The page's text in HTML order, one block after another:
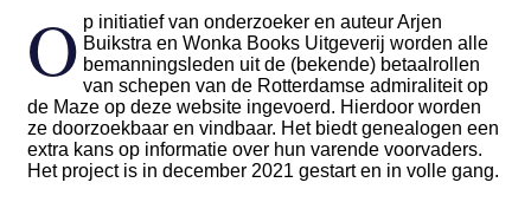
O p initiatief van onderzoeker en auteur Arjen
Buikstra en Wonka Books Uitgeverij worden alle
bemanningsleden uit de (bekende) betaalrollen
van schepen van de Rotterdamse admiraliteit op
de Maze op deze website ingevoerd. Hierdoor worden
ze doorzoekbaar en vindbaar. Het biedt genealogen een
extra kans op informatie over hun varende voorvaders.
Het project is in december 2021 gestart en in volle gang.